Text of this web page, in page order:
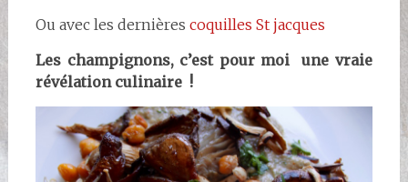
Ou avec les dernières coquilles St jacques
Les champignons, c’est pour moi une vraie
révélation culinaire !